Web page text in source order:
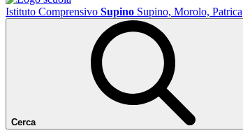
Istituto Comprensivo Supino Supino, Morolo, Patrica
Cerca